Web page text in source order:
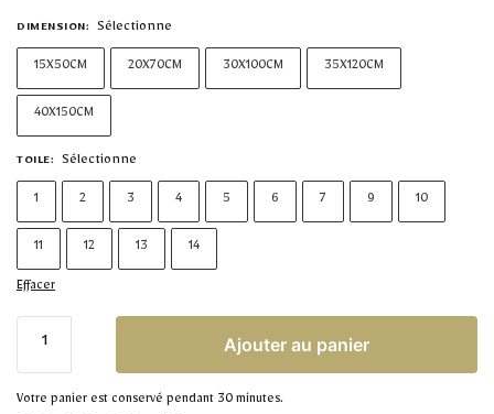
DIMENSION: Sélectionne
15X50CM 20X70CM 30X100CM 35X120CM
40X150CM
TOILE: Sélectionne
1 2 3 4 5 6 7 9 10
11 12 13 14
Effacer
Ajouter au panier
Votre panier est conservé pendant 30 minutes.